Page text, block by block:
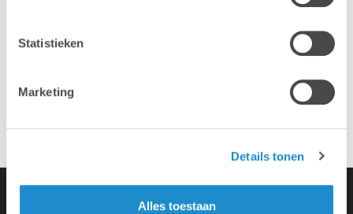
Statistieken
Marketing
Details tonen
Alles toestaan
Overname van je oude toestellen